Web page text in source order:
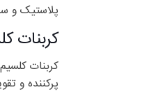
پلاستیک و
کربنات
کربنات
پرکننده و